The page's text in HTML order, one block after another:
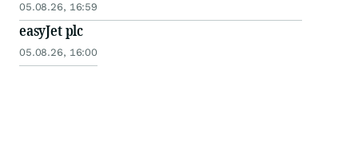
05.08.26, 16:59
easyJet plc
05.08.26, 16:00